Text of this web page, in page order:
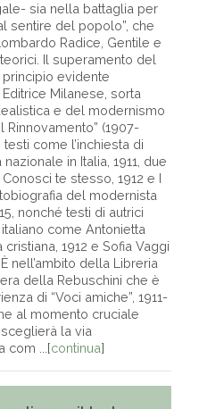
sia nella battaglia per
sentire del popolo”, che
Radice, Gentile e
Il superamento del
evidente
Milanese, sorta
e del modernismo
(1907-
come l’inchiesta di
in Italia, 1911, due
te stesso, 1912 e I
del modernista
nonché testi di autrici
come Antonietta
1912 e Sofia Vaggi
nell’ambito della Libreria
della Rebuschini che è
di “Voci amiche”, 1911-
al momento cruciale
la via
com ...[continua]